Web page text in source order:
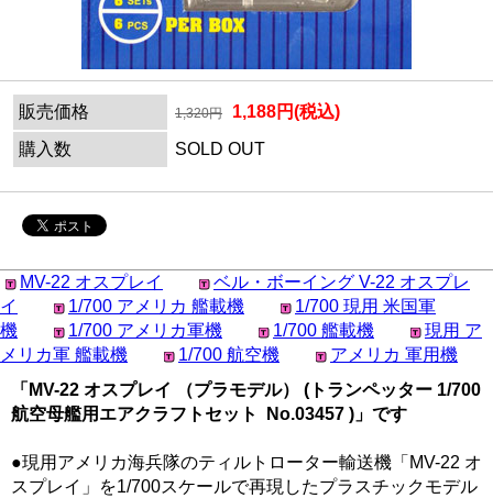
販売価格 1,320円
1,188円(税込)
購入数
SOLD OUT
MV-22 オスプレイ
ベル・ボーイング V-22 オスプレ
イ
1/700 アメリカ 艦載機
1/700 現用 米国軍
機
1/700 アメリカ軍機 1/700 艦載機
現用 ア
メリカ軍 艦載機
1/700 航空機
アメリカ 軍用機
「MV-22 オスプレイ （プラモデル） (トランペッター 1/700
航空母艦用エアクラフトセット No.03457 )」です
●現用アメリカ海兵隊のティルトローター輸送機「MV-22 オ
スプレイ」を1/700スケールで再現したプラスチックモデル